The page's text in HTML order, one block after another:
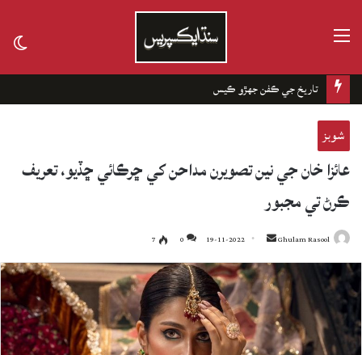
تاريخ جي ڪفن جھڙو ڪيس
شوبز
عائزا خان جي نين تصويرن مداحن کي ڇرڪائي ڇڏيو، تعريف
ڪرڻ تي مجبور
Ghulam Rasool
Send
an
email
19-11-2022
0
7